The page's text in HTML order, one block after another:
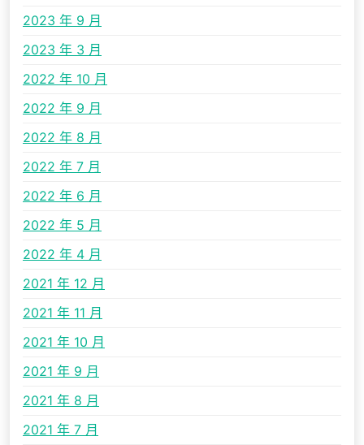
2023 年 9 月
2023 年 3 月
2022 年 10 月
2022 年 9 月
2022 年 8 月
2022 年 7 月
2022 年 6 月
2022 年 5 月
2022 年 4 月
2021 年 12 月
2021 年 11 月
2021 年 10 月
2021 年 9 月
2021 年 8 月
2021 年 7 月